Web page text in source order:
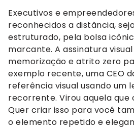
Executivos e
reconhecidos a distância,
estruturado, pela bolsa
marcante. A assinatura
memorização e atrito zero
exemplo recente, uma CEO
referência visual usando um
recorrente. Virou aquela que
Quer criar isso para você
o elemento repetido e